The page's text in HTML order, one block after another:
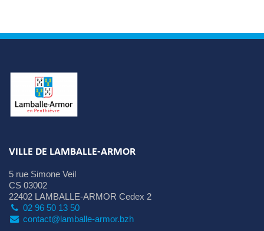
VILLE DE LAMBALLE-ARMOR
5 rue Simone Veil
CS 03002
22402 LAMBALLE-ARMOR Cedex 2
02 96 50 13 50
contact@lamballe-armor.bzh